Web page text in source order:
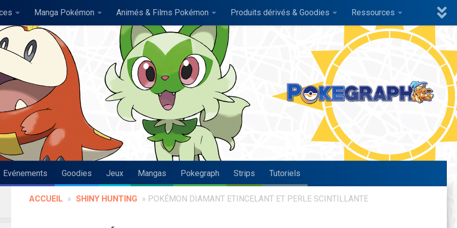
Manga Pokémon Animés & Films Pokémon Produits dérivés & Goodies Ressources
Evénements Goodies Jeux Mangas Pokegraph Strips Tutoriels
ACCUEIL » SHINY HUNTING » POKÉMON DIAMANT ETINCELANT ET PERLE SCINTILLANTE